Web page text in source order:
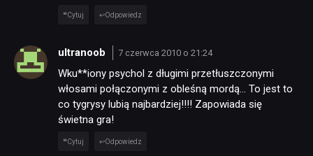
Cytuj Odpowiedz
ultranoob 7 czerwca 2010 o 21:24
Wku**iony psychol z długimi przetłuszczonymi
włosami połączonymi z obleśną mordą… To jest to
co tygrysy lubią najbardziej!!!! Zapowiada się
świetna gra!
Cytuj Odpowiedz